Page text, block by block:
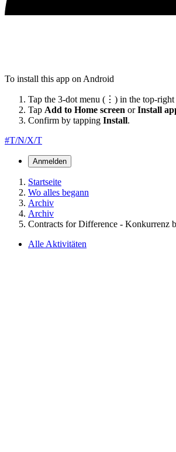
To install this app on Android
Tap the 3-dot menu (⋮) in the top-right
Tap Add to Home screen orInstall
Confirm by tapping Install.
#T/N/X/T
Anmelden
Startseite
Wo alles begann
Archiv
Archiv
Contracts for Difference - Konkurrenz
Alle Aktivitäten